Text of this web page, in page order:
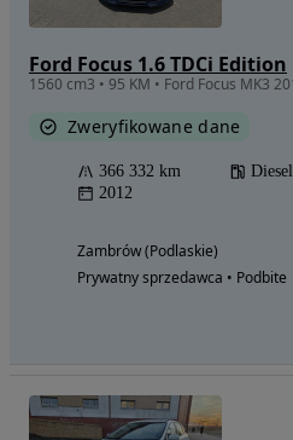
Ford Focus 1.6 TDCi Edition
Zweryfikowane dane
366 332 km Diesel
2012
Zambrów (Podlaskie)
Prywatny sprzedawca • Podbite